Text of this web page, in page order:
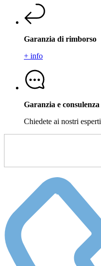
Garanzia di rimborso
+ info
Garanzia e consulenza
Chiedete ai nostri esperti